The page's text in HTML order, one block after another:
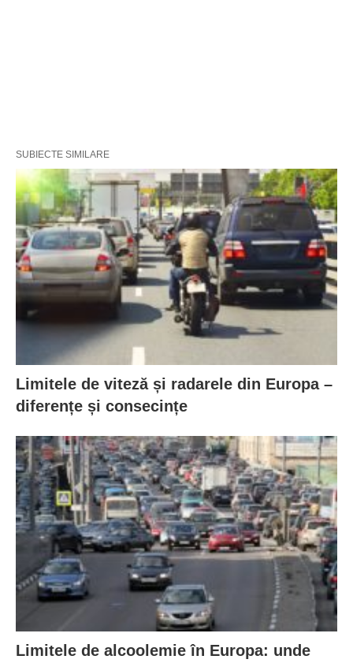
SUBIECTE SIMILARE
Limitele de viteză și radarele din Europa –
diferențe și consecințe
Limitele de alcoolemie în Europa: unde